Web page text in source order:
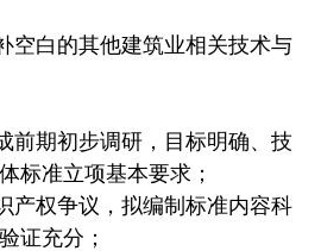
白的其他建筑业相关技术与
期初步调研，目标明确、技
标准立项基本要求；
权争议，拟编制标准内容科
证充分；